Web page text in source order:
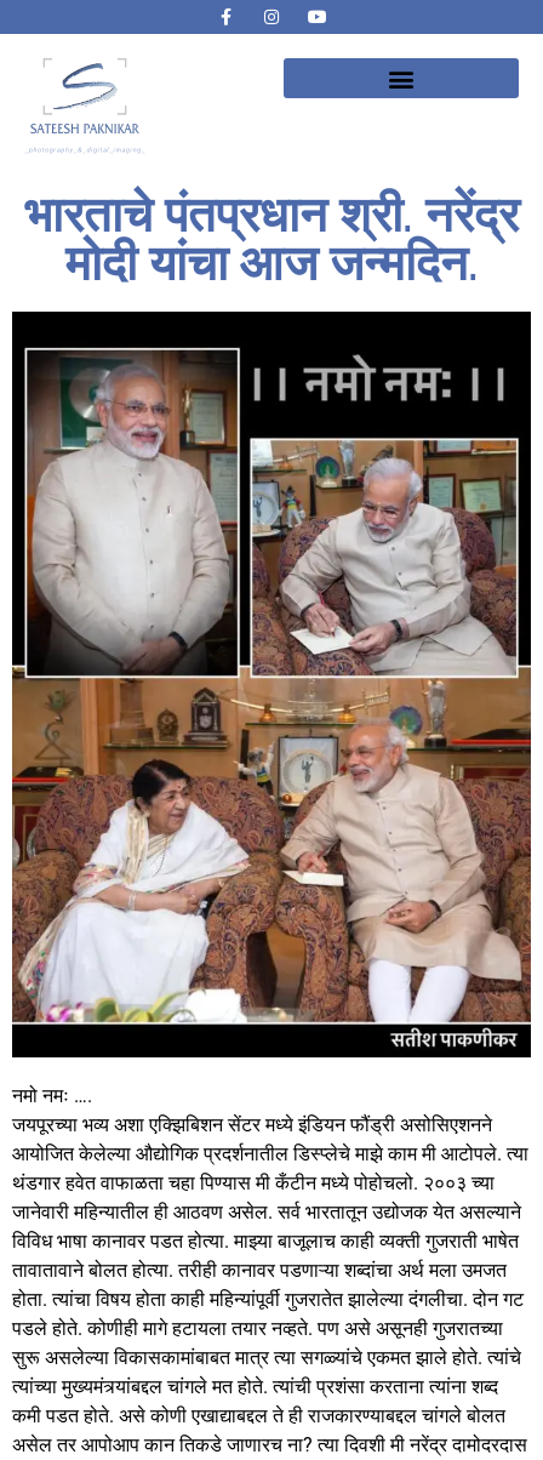
भारताचे पंतप्रधान श्री. नरेंद्र
मोदी यांचा आज जन्मदिन.
नमो नमः ….
जयपूरच्या भव्य अशा एक्झिबिशन सेंटर मध्ये इंडियन फौंड्री असोसिएशनने
आयोजित केलेल्या औद्योगिक प्रदर्शनातील डिस्प्लेचे माझे काम मी आटोपले. त्या
थंडगार हवेत वाफाळता चहा पिण्यास मी कँटीन मध्ये पोहोचलो. २००३ च्या
जानेवारी महिन्यातील ही आठवण असेल. सर्व भारतातून उद्योजक येत असल्याने
विविध भाषा कानावर पडत होत्या. माझ्या बाजूलाच काही व्यक्ती गुजराती भाषेत
तावातावाने बोलत होत्या. तरीही कानावर पडणाऱ्या शब्दांचा अर्थ मला उमजत
होता. त्यांचा विषय होता काही महिन्यांपूर्वी गुजरातेत झालेल्या दंगलीचा. दोन गट
पडले होते. कोणीही मागे हटायला तयार नव्हते. पण असे असूनही गुजरातच्या
सुरू असलेल्या विकासकामांबाबत मात्र त्या सगळ्यांचे एकमत झाले होते. त्यांचे
त्यांच्या मुख्यमंत्र्यांबद्दल चांगले मत होते. त्यांची प्रशंसा करताना त्यांना शब्द
कमी पडत होते. असे कोणी एखाद्याबद्दल ते ही राजकारण्याबद्दल चांगले बोलत
असेल तर आपोआप कान तिकडे जाणारच ना? त्या दिवशी मी नरेंद्र दामोदरदास